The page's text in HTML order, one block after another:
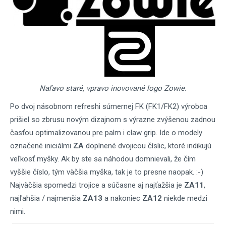
Naľavo staré, vpravo inovované logo Zowie.
Po dvoj násobnom refreshi súmernej FK (FK1/FK2) výrobca
prišiel so zbrusu novým dizajnom s výrazne zvýšenou zadnou
časťou optimalizovanou pre palm i claw grip. Ide o modely
označené iniciálmi ZA doplnené dvojicou číslic, ktoré indikujú
veľkosť myšky. Ak by ste sa náhodou domnievali, že čím
vyššie číslo, tým väčšia myška, tak je to presne naopak. :-)
Najväčšia spomedzi trojice a súčasne aj najťažšia je ZA11,
najľahšia / najmenšia ZA13 a nakoniec ZA12 niekde medzi
nimi.